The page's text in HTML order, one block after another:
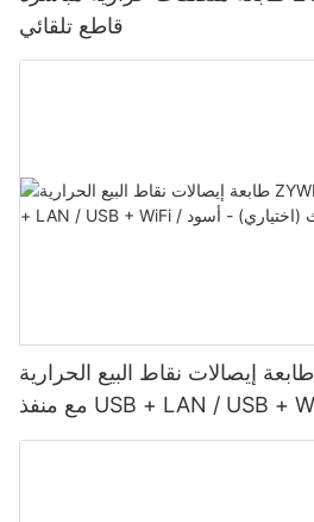
قاطع تلقائي
طابعة إيصالات نقاط البيع الحرارية ZYWELL ZY-H861
مع منفذ USB + LAN / USB + WiFi / بلوتوث (اختياري)
- أسود